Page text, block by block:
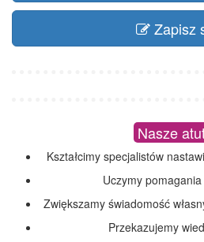
Zapisz
Nasze
Kształcimy specjalistów
Uczymy
Zwiększamy świadomość
Przekazujemy